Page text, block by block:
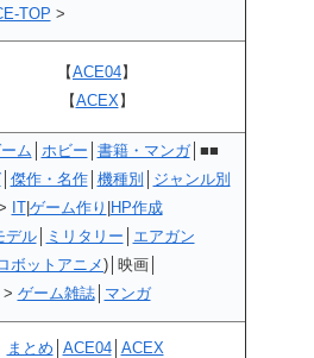
TOP >
【ACE04】
【ACEX】
ム ホビー 書籍・マンガ│■■
│ 傑作・名作│ 機種別
ジャンル別
IT| ゲーム作り HP作成
デル│ ミリタリー
エアガン
ボットアニメ)│映画│
ゲーム雑誌│ マンガ
まとめ ACE04│ ACEX